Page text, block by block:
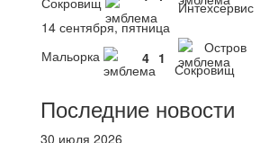
Интехсервис
14 сентября, пятница
Мальорка
4 1
Остров
Сокровищ
Последние новости
30 июля 2026